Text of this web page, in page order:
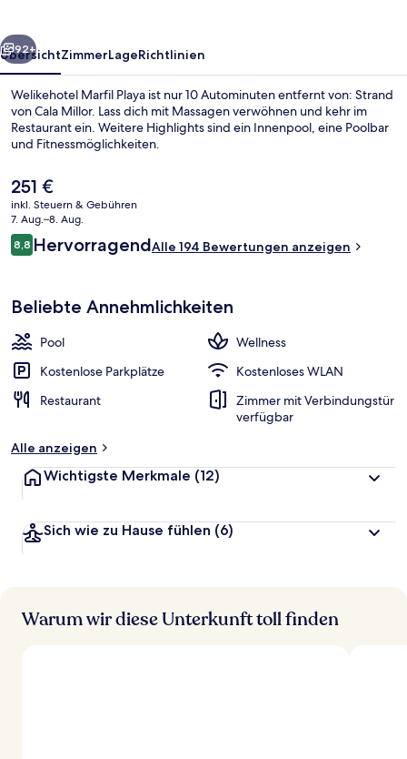
Blick von der Unterkunft
Weiter
92+
ÜbersichtZimmerLageRichtlinien
Welikehotel Marfil Playa ist nur 10 Autominuten entfernt von: Strand
von Cala Millor. Lass dich mit Massagen verwöhnen und kehr im
Restaurant ein. Weitere Highlights sind ein Innenpool, eine Poolbar
und Fitnessmöglichkeiten.
Der
aktuelle
Preis
beträgt
251 €.
251 €
inkl. Steuern & Gebühren
7. Aug.–8. Aug.
Bewertungen
8,88,8 von 10.
HervorragendAlle 194 Bewertungen anzeigen
Beliebte Annehmlichkeiten
Pool
Wellness
Kostenlose Parkplätze
Kostenloses WLAN
Restaurant
Zimmer mit Verbindungstür
verfügbar
Alle anzeigen
Wichtigste Merkmale (12)
Sich wie zu Hause fühlen (6)
Warum wir diese Unterkunft toll finden